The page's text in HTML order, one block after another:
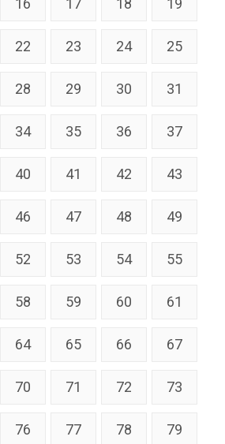
22 23 24 25
28 29 30 31
34 35 36 37
40 41 42 43
46 47 48 49
52 53 54 55
58 59 60 61
64 65 66 67
70 71 72 73
76 77 78 79